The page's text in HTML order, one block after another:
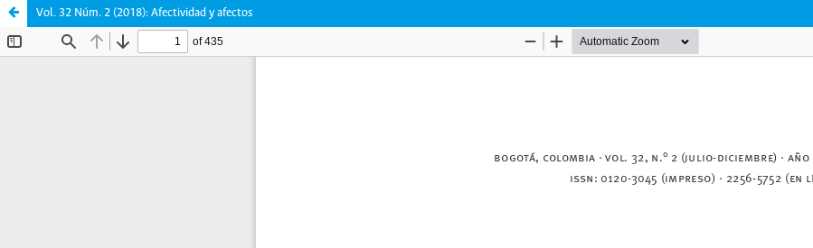
Vol. 32 Núm. 2 (2018): Afectividad y afectos